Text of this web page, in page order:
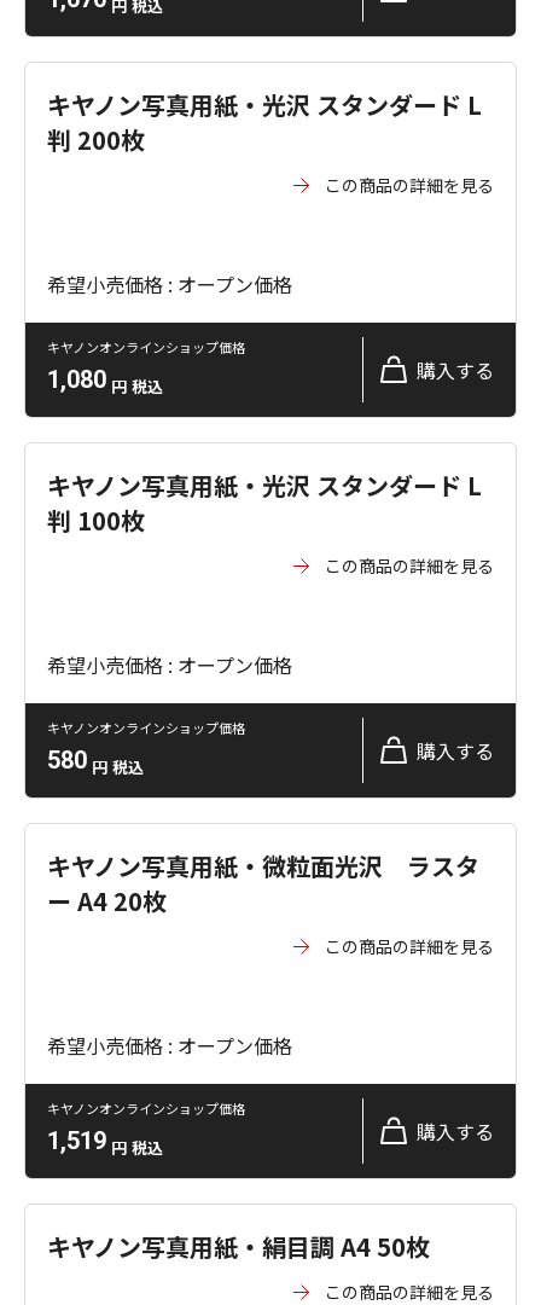
円 税込
キヤノン写真用紙・光沢 スタンダード L
判 200枚
この商品の詳細を見る
希望小売価格 : オープン価格
キヤノンオンラインショップ価格
1,080 円 税込
購入する
キヤノン写真用紙・光沢 スタンダード L
判 100枚
この商品の詳細を見る
希望小売価格 : オープン価格
キヤノンオンラインショップ価格
580 円 税込
購入する
キヤノン写真用紙・微粒面光沢 ラスタ
ー A4 20枚
この商品の詳細を見る
希望小売価格 : オープン価格
キヤノンオンラインショップ価格
1,519 円 税込
購入する
キヤノン写真用紙・絹目調 A4 50枚
この商品の詳細を見る